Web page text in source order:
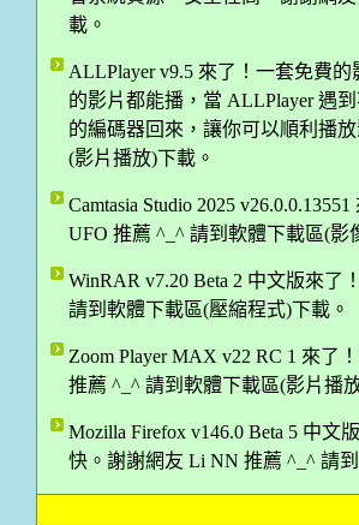
載。
ALLPlayer v9.5 來了！一套免費
的影片都能播，當 ALLPlayer 遇
的編碼器回來，讓你可以順利播
(影片播放)下載。
Camtasia Studio 2025
UFO 推薦 ^_^ 請到軟體下載區(影
WinRAR v7.20 Beta 2 中文版來
請到軟體下載區(壓縮程式)下載。
Zoom Player MAX v22 RC 1 來了
推薦 ^_^ 請到軟體下載區(影片播
Mozilla Firefox v146.0 Beta 5 中
快。謝謝網友 Li NN 推薦 ^_^ 請